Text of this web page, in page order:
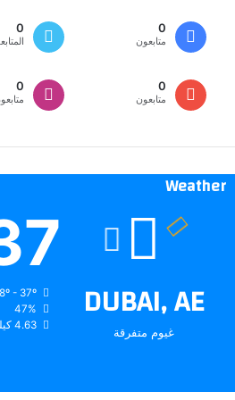
0
متابعون
0
0
متابعون
0
Weather
DUBAI, AE
غيوم متفرقة
38º - 37º
47%
4.63 كيلومتر/ساعة